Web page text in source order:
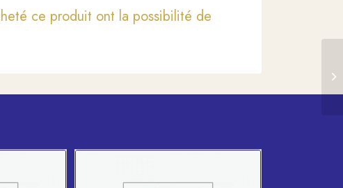
ce produit ont la possibilité de